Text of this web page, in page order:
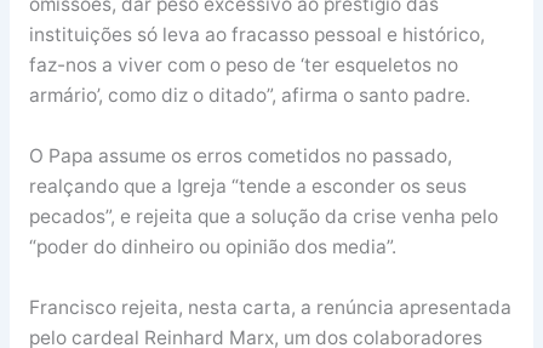
instituições só leva ao fracasso pessoal e histórico,
faz-nos a viver com o peso de ‘ter esqueletos no
armário’, como diz o ditado”, afirma o santo padre.
O Papa assume os erros cometidos no passado,
realçando que a Igreja “tende a esconder os seus
pecados”, e rejeita que a solução da crise venha pelo
“poder do dinheiro ou opinião dos media”.
Francisco rejeita, nesta carta, a renúncia apresentada
pelo cardeal Reinhard Marx, um dos colaboradores